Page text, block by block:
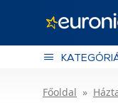
Főoldal